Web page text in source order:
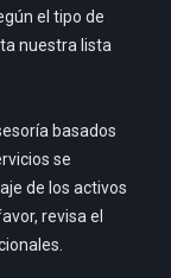
el tipo de
nuestra lista
basados
se
de los activos
revisa el